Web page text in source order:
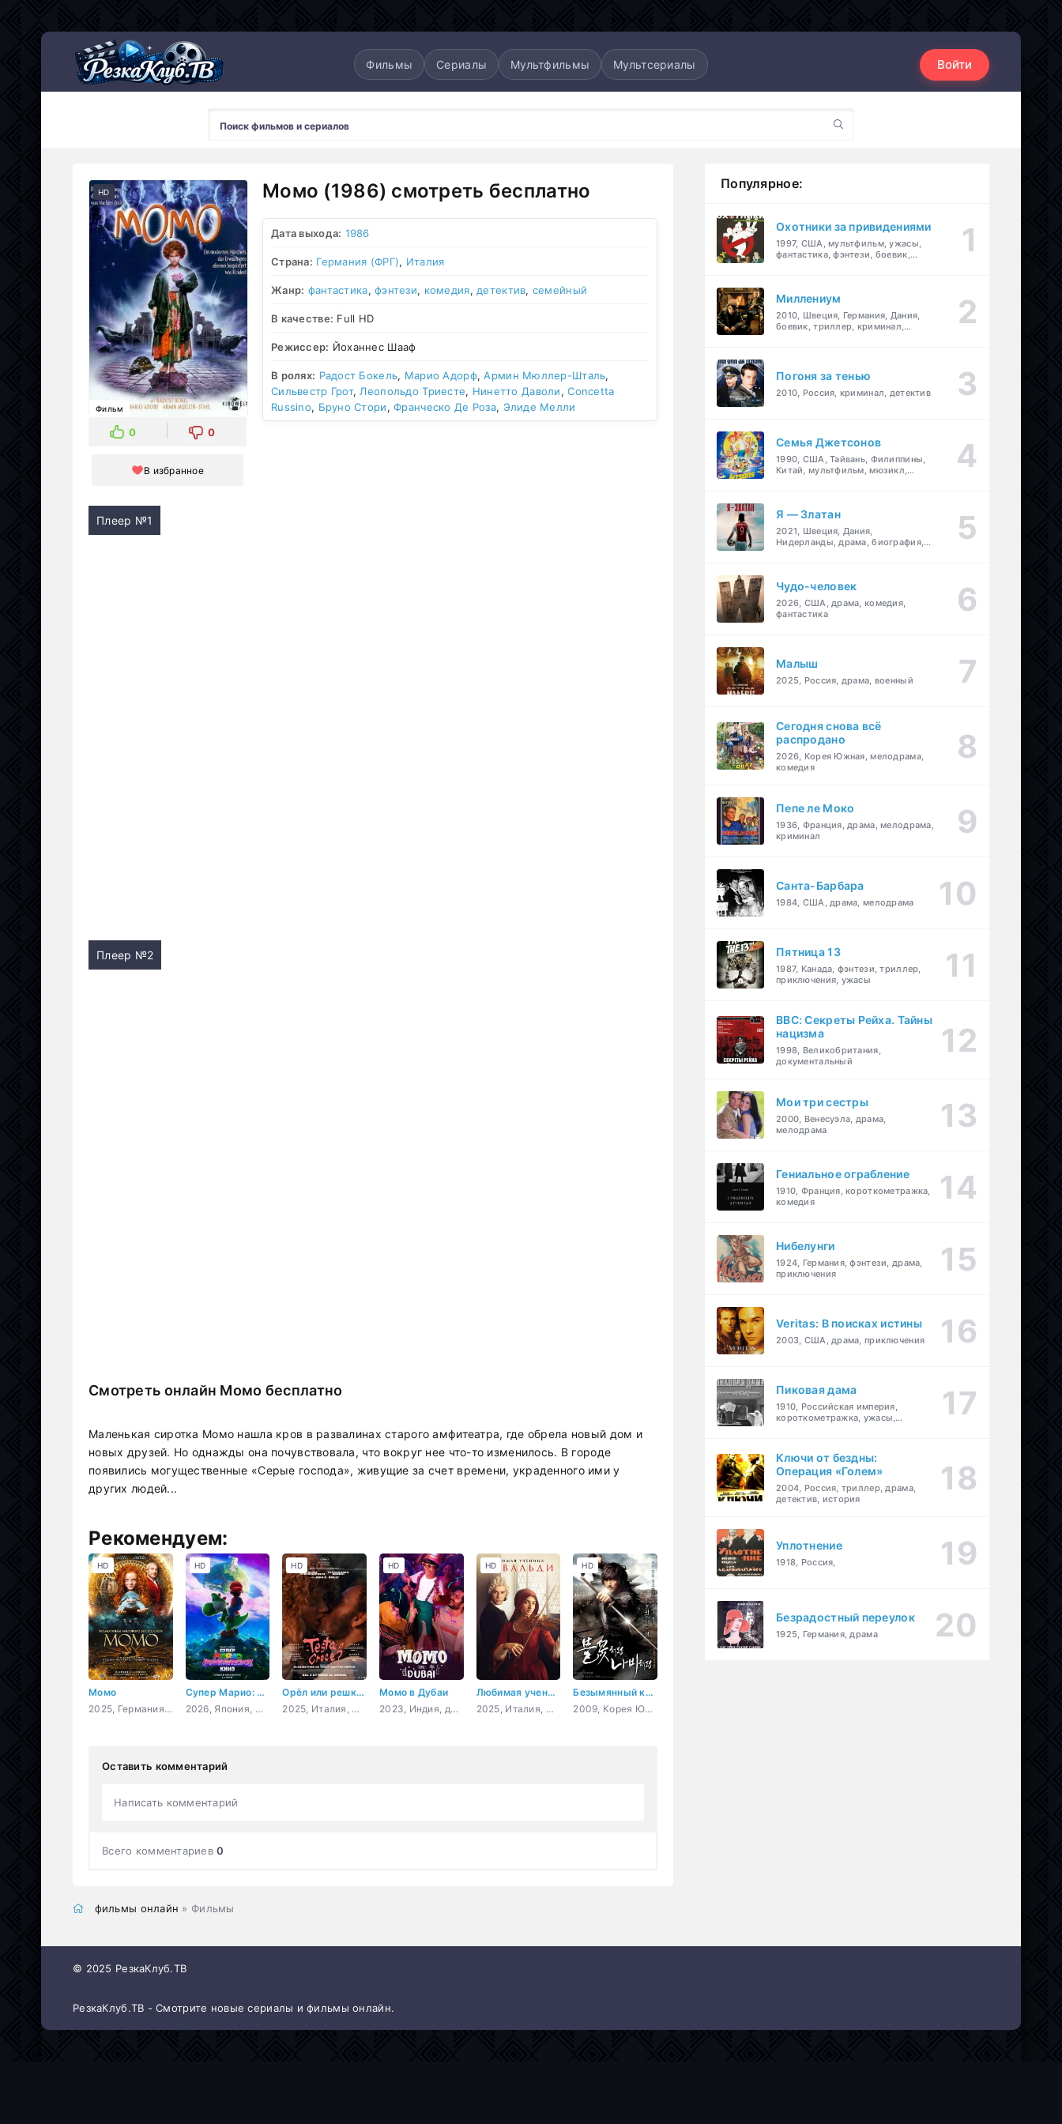
Фильмы Сериалы Мультфильмы Мультсериалы Войти
HD
Фильм
0 0
В избранное
Момо (1986) смотреть бесплатно
Дата выхода: 1986
Страна: Германия (ФРГ), Италия
Жанр: фантастика,фэнтези, комедия, детектив, семейный
В качестве: Full HD
Режиссер: Йоханнес Шааф
В ролях: Радост Бокель, Марио Адорф,Армин Мюллер-Шталь,
Сильвестр Грот, Леопольдо Триесте, Нинетто Даволи,Concetta
Russino, Бруно Стори,Франческо Де Роза, Элиде Мелли
Плеер №1
Плеер №2
Смотреть онлайн Момо бесплатно
Маленькая сиротка Момо нашла кров в развалинах старого амфитеатра, где обрела новый дом и
новых друзей. Но однажды она почувствовала, что вокруг нее что-то изменилось. В городе
появились могущественные «Серые господа», живущие за счет времени, украденного ими у
других людей...
Рекомендуем:
Момо
2025, Германия, фэнтези, семейный
HD
Супер Марио: Галактическое кино
2026, Япония, США, мультфильм, фэнтези, комедия, приключения, семейный
HD
Орёл или решка?
2025, Италия, США, драма, вестерн
HD
Момо в Дубаи
2023, Индия, драма, комедия, семейный
HD
Любимая ученица Вивальди
2025, Италия, Франция, драма, биография, музыка
HD
Безымянный клинок
2009, Корея Южная, боевик, история, мелодрама
HD
Оставить комментарий
Написать комментарий
Всего комментариев0
фильмы онлайн » Фильмы
Популярное:
Охотники за привидениями
1997, США, мультфильм, ужасы,
фантастика, фэнтези, боевик,
Миллениум
2010, Швеция, Германия, Дания,
боевик, триллер, криминал,
Погоня за тенью
2010, Россия, криминал, детектив
Семья Джетсонов
1990, США, Тайвань, Филиппины,
Китай, мультфильм, мюзикл,
Я — Златан
2021, Швеция, Дания,
Нидерланды, драма, биография,
Чудо-человек
2026, США, драма, комедия,
фантастика
Малыш
2025, Россия, драма, военный
Сегодня снова всё
распродано
2026, Корея Южная, мелодрама,
комедия
Пепе ле Моко
1936, Франция, драма, мелодрама,
криминал
Санта-Барбара
1984, США, драма, мелодрама
Пятница 13
1987, Канада, фэнтези, триллер,
приключения, ужасы
BBC: Секреты Рейха. Тайны
нацизма
1998, Великобритания,
документальный
Мои три сестры
2000, Венесуэла, драма,
мелодрама
Гениальное ограбление
1910, Франция, короткометражка,
комедия
Нибелунги
1924, Германия, фэнтези, драма,
приключения
Veritas: В поисках истины
2003, США, драма, приключения
Пиковая дама
1910, Российская империя,
короткометражка, ужасы,
Ключи от бездны:
Операция «Голем»
2004, Россия, триллер, драма,
детектив, история
Уплотнение
1918, Россия,
Безрадостный переулок
1925, Германия, драма
© 2025 РезкаКлуб.ТВ
РезкаКлуб.ТВ - Смотрите новые сериалы и фильмы онлайн.
Мультсериалы